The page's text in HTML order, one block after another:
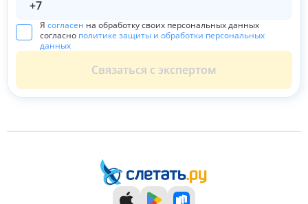
Я согласен на обработку своих персональных данных
согласно политике защиты и обработки персональных
данных
Связаться с экспертом